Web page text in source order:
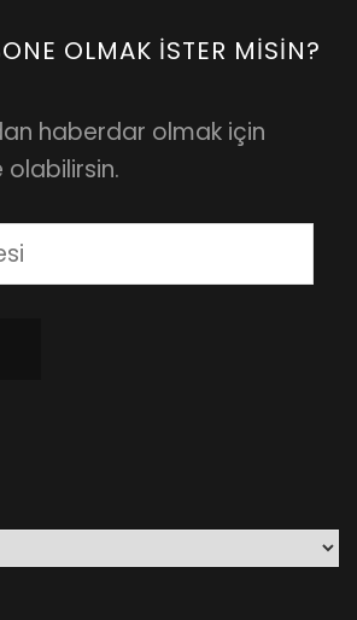
OLMAK İSTER MISIN?
haberdar olmak için